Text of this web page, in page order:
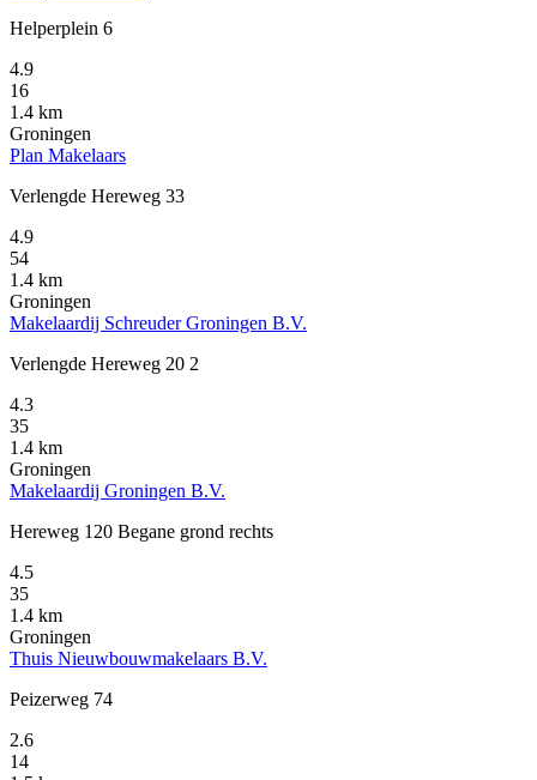
Helperplein 6
4.9
16
1.4 km
Groningen
Plan Makelaars
Verlengde Hereweg 33
4.9
54
1.4 km
Groningen
Makelaardij Schreuder Groningen B.V.
Verlengde Hereweg 20 2
4.3
35
1.4 km
Groningen
Makelaardij Groningen B.V.
Hereweg 120 Begane grond rechts
4.5
35
1.4 km
Groningen
Thuis Nieuwbouwmakelaars B.V.
Peizerweg 74
2.6
14